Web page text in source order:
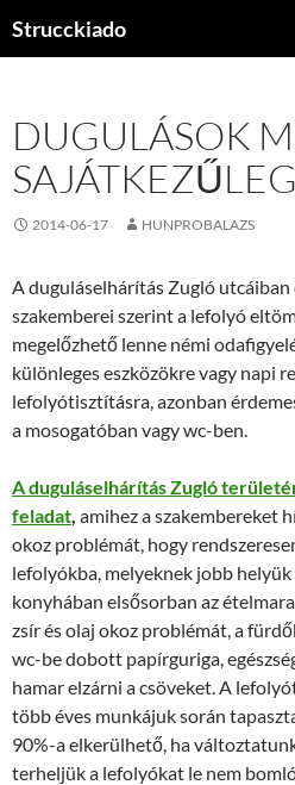
Strucckiado
DUGULÁSOK
SAJÁTKEZŰLEG
2014-06-17 HUNPROBALAZS
A duguláselhárítás Zugló
szakemberei szerint a lefolyó
megelőzhető lenne némi
különleges eszközökre vagy napi
lefolyótisztításra, azonban
a mosogatóban vagy wc-ben.
A duguláselhárítás Zugló
feladat, amihez a szakembereket
okoz problémát, hogy
lefolyókba, melyeknek jobb helyük
konyhában elsősorban az
zsír és olaj okoz problémát, a
wc-be dobott papírguriga,
hamar elzárni a csöveket. A
több éves munkájuk során
90%-a elkerülhető, ha
terheljük a lefolyókat le nem